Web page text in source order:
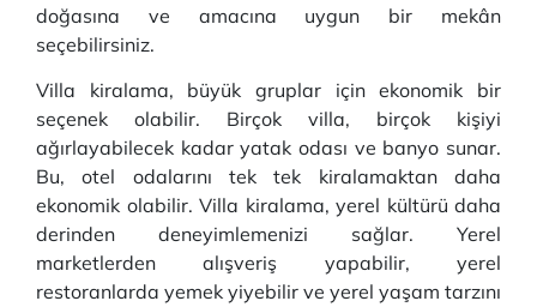
doğasına ve amacına uygun bir mekân
seçebilirsiniz.
Villa kiralama, büyük gruplar için ekonomik bir
seçenek olabilir. Birçok villa, birçok kişiyi
ağırlayabilecek kadar yatak odası ve banyo sunar.
Bu, otel odalarını tek tek kiralamaktan daha
ekonomik olabilir. Villa kiralama, yerel kültürü daha
derinden deneyimlemenizi sağlar. Yerel
marketlerden alışveriş yapabilir, yerel
restoranlarda yemek yiyebilir ve yerel yaşam tarzını